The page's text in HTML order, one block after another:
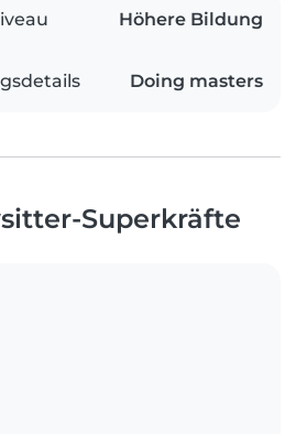
Höhere Bildung
Doing masters
Superkräfte